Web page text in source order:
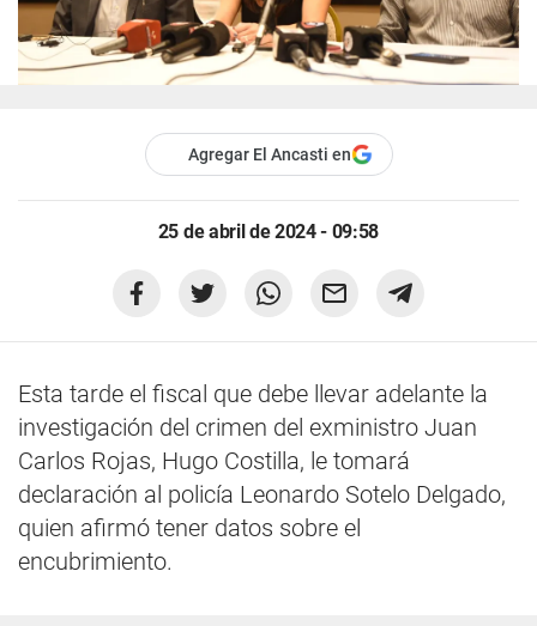
Agregar El Ancasti en
25 de abril de 2024 - 09:58
Esta tarde el fiscal que debe llevar adelante la
investigación del crimen del exministro Juan
Carlos Rojas, Hugo Costilla, le tomará
declaración al policía Leonardo Sotelo Delgado,
quien afirmó tener datos sobre el
encubrimiento.